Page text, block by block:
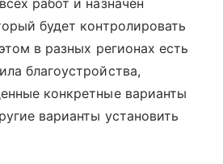
работ и назначен
будет контролировать
в разных регионах есть
благоустройства,
конкретные варианты
варианты установить